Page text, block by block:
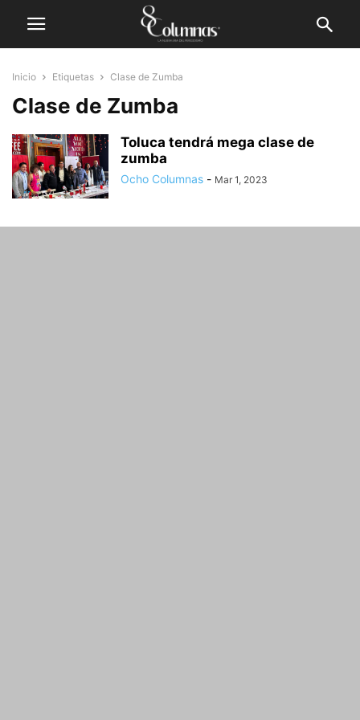
Inicio Etiquetas Clase de Zumba
Clase de Zumba
Toluca tendrá mega clase de
zumba
Ocho Columnas - Mar 1, 2023